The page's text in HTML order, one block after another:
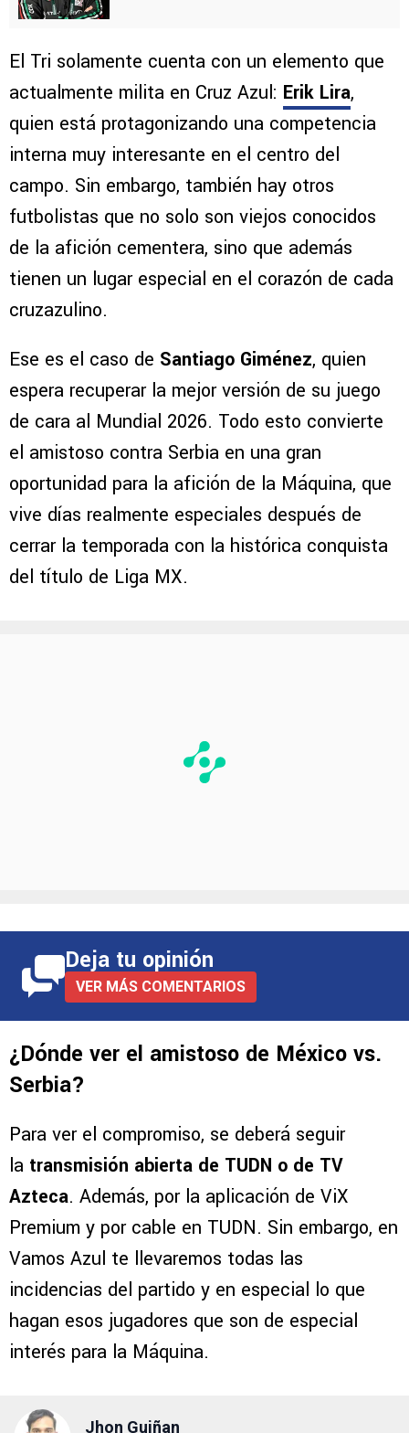
El Tri solamente cuenta con un elemento que
actualmente milita en Cruz Azul: Erik Lira,
quien está protagonizando una competencia
interna muy interesante en el centro del
campo. Sin embargo, también hay otros
futbolistas que no solo son viejos conocidos
de la afición cementera, sino que además
tienen un lugar especial en el corazón de cada
cruzazulino.
Ese es el caso de Santiago Giménez, quien
espera recuperar la mejor versión de su juego
de cara al Mundial 2026. Todo esto convierte
el amistoso contra Serbia en una gran
oportunidad para la afición de la Máquina, que
vive días realmente especiales después de
cerrar la temporada con la histórica conquista
del título de Liga MX.
Deja tu opinión
VER MÁS COMENTARIOS
¿Dónde ver el amistoso de México vs.
Serbia?
Para ver el compromiso, se deberá seguir
la transmisión abierta de TUDN o de TV
Azteca. Además, por la aplicación de ViX
Premium y por cable en TUDN. Sin embargo, en
Vamos Azul te llevaremos todas las
incidencias del partido y en especial lo que
hagan esos jugadores que son de especial
interés para la Máquina.
Jhon Guiñan